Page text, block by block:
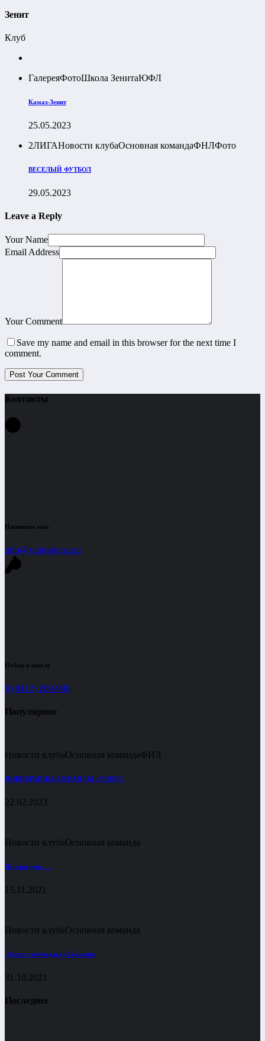
Зенит
Клуб
ГалереяФотоШкола ЗенитаЮФЛ
Камаз-Зенит
25.05.2023
2ЛИГАНовости клубаОсновная командаФНЛФото
ВЕСЕЛЫЙ ФУТБОЛ
29.05.2023
Leave a Reply
Your Name
Email Address
Your Comment
Save my name and email in this browser for the next time I
comment.
Контакты
Напишите нам
info@zenit-penza.ru
Набор в школу
8 (8412) 200-990
Популярное
Новости клубаОсновная командаФНЛ
НОВОБРАНЦЫ КОМАНДЫ «ЗЕНИТ»
22.02.2023
Новости клубаОсновная команда
Не наш день …
15.11.2021
Новости клубаОсновная команда
«Зенит» побеждает «Сахалин»
31.10.2021
Последнее